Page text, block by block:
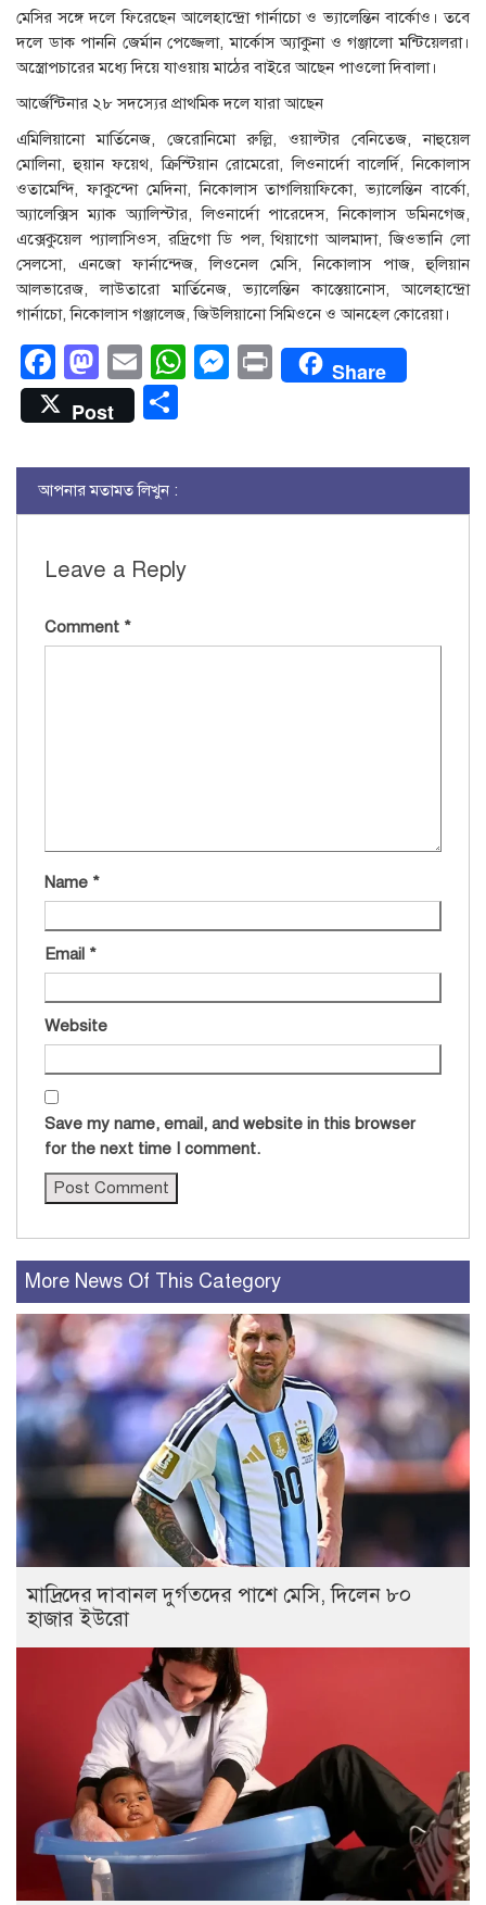
মেসির সঙ্গে দলে ফিরেছেন আলেহান্দ্রো গার্নাচো ও ভ্যালেন্তিন বার্কোও। তবে
দলে ডাক পাননি জের্মান পেজ্জেলা, মার্কোস অ্যাকুনা ও গঞ্জালো মন্টিয়েলরা।
অস্ত্রোপচারের মধ্যে দিয়ে যাওয়ায় মাঠের বাইরে আছেন পাওলো দিবালা।
আর্জেন্টিনার ২৮ সদস্যের প্রাথমিক দলে যারা আছেন
এমিলিয়ানো মার্তিনেজ, জেরোনিমো রুল্লি, ওয়াল্টার বেনিতেজ, নাহুয়েল
মোলিনা, হুয়ান ফয়েথ, ক্রিস্টিয়ান রোমেরো, লিওনার্দো বালের্দি, নিকোলাস
ওতামেন্দি, ফাকুন্দো মেদিনা, নিকোলাস তাগলিয়াফিকো, ভ্যালেন্তিন বার্কো,
অ্যালেক্সিস ম্যাক অ্যালিস্টার, লিওনার্দো পারেদেস, নিকোলাস ডমিনগেজ,
এক্সেকুয়েল প্যালাসিওস, রদ্রিগো ডি পল, থিয়াগো আলমাদা, জিওভানি লো
সেলসো, এনজো ফার্নান্দেজ, লিওনেল মেসি, নিকোলাস পাজ, হুলিয়ান
আলভারেজ, লাউতারো মার্তিনেজ, ভ্যালেন্তিন কাস্তেয়ানোস, আলেহান্দ্রো
গার্নাচো, নিকোলাস গঞ্জালেজ, জিউলিয়ানো সিমিওনে ও আনহেল কোরেয়া।
Facebook
Mastodon
EmailWhatsApp
Messenger
PrintShare
Post
আপনার মতামত লিখুন :
Leave a Reply
Comment *
Name *
Email *
Website
Save my name, email, and website in this browser
for the next time I comment.
More News Of This Category
মাদ্রিদের দাবানল দুর্গতদের পাশে মেসি, দিলেন ৮০
হাজার ইউরো